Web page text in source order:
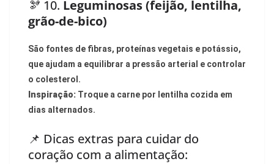
🫘 10. Leguminosas (feijão, lentilha,
grão-de-bico)
São fontes de fibras, proteínas vegetais e potássio,
que ajudam a equilibrar a pressão arterial e controlar
o colesterol.
Inspiração: Troque a carne por lentilha cozida em
dias alternados.
📌 Dicas extras para cuidar do
coração com a alimentação: